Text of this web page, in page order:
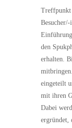
Treffpunkt
den
erhalten.
eingeteilt
mit ihren
Dabei
ergründet,